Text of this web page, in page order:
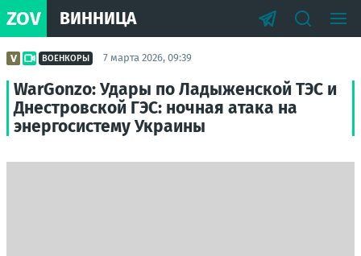
ZOV ВИННИЦА
ВОЕНКОРЫ 7 марта 2026, 09:39
WarGonzo: Удары по Ладыженской ТЭС и
Днестровской ГЭС: ночная атака на
энергосистему Украины